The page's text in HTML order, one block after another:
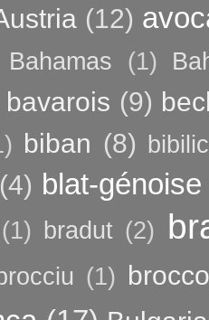
(12)
Bahamas (1)
bavarois (9)
biban (8)
(4) blat-génoise
(1) bradut (2)
(1)